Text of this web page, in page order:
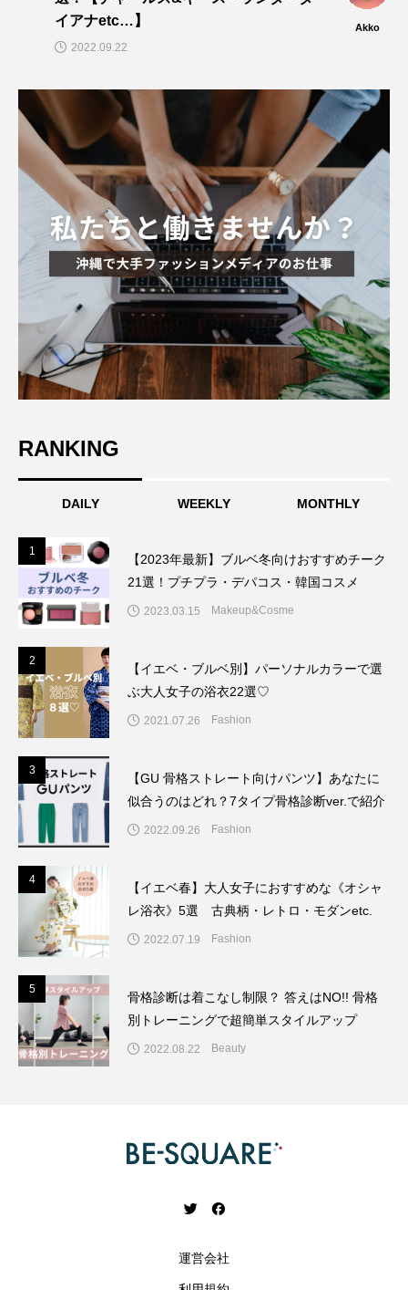
イアナetc…】
Akko
2022.09.22
RANKING
DAILY WEEKLY MONTHLY
1
【2023年最新】ブルベ冬向けおすすめチーク
21選！プチプラ・デパコス・韓国コスメ
2023.03.15 Makeup&Cosme
2
【イエベ・ブルベ別】パーソナルカラーで選
ぶ大人女子の浴衣22選♡
2021.07.26 Fashion
3
【GU 骨格ストレート向けパンツ】あなたに
似合うのはどれ？7タイプ骨格診断ver.で紹介
2022.09.26 Fashion
4
【イエベ春】大人女子におすすめな《オシャ
レ浴衣》5選 古典柄・レトロ・モダンetc.
2022.07.19 Fashion
5
骨格診断は着こなし制限？ 答えはNO!! 骨格
別トレーニングで超簡単スタイルアップ
2022.08.22 Beauty
運営会社